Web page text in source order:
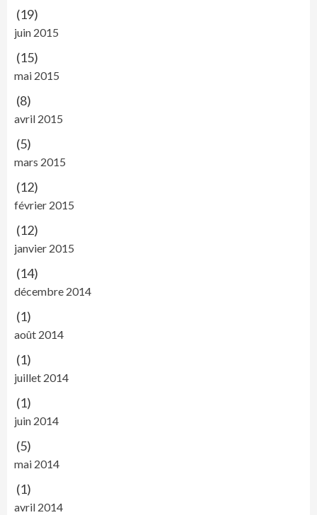
(19)
juin 2015
(15)
mai 2015
(8)
avril 2015
(5)
mars 2015
(12)
février 2015
(12)
janvier 2015
(14)
décembre 2014
(1)
août 2014
(1)
juillet 2014
(1)
juin 2014
(5)
mai 2014
(1)
avril 2014